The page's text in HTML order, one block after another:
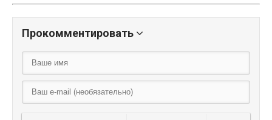
Прокомментировать